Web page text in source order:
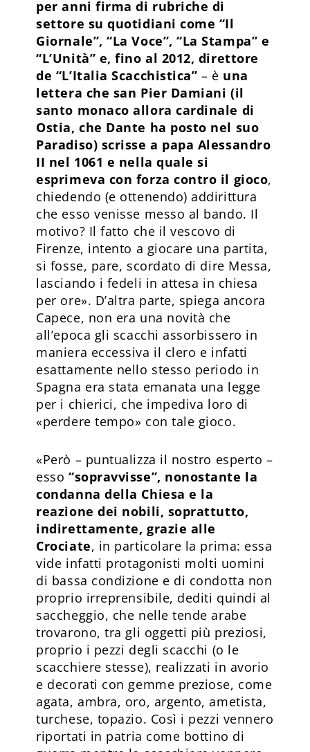
per anni firma di rubriche di
settore su quotidiani come “Il
Giornale”, “La Voce”, “La Stampa” e
“L’Unità” e, fino al 2012, direttore
de “L’Italia Scacchistica” – è una
lettera che san Pier Damiani (il
santo monaco allora cardinale di
Ostia, che Dante ha posto nel suo
Paradiso) scrisse a papa Alessandro
II nel 1061 e nella quale si
esprimeva con forza contro il gioco,
chiedendo (e ottenendo) addirittura
che esso venisse messo al bando. Il
motivo? Il fatto che il vescovo di
Firenze, intento a giocare una partita,
si fosse, pare, scordato di dire Messa,
lasciando i fedeli in attesa in chiesa
per ore». D’altra parte, spiega ancora
Capece, non era una novità che
all’epoca gli scacchi assorbissero in
maniera eccessiva il clero e infatti
esattamente nello stesso periodo in
Spagna era stata emanata una legge
per i chierici, che impediva loro di
«perdere tempo» con tale gioco.
«Però – puntualizza il nostro esperto –
esso“sopravvisse”, nonostante la
condanna della Chiesa e la
reazione dei nobili, soprattutto,
indirettamente, grazie alle
Crociate, in particolare la prima: essa
vide infatti protagonisti molti uomini
di bassa condizione e di condotta non
proprio irreprensibile, dediti quindi al
saccheggio, che nelle tende arabe
trovarono, tra gli oggetti più preziosi,
proprio i pezzi degli scacchi (o le
scacchiere stesse), realizzati in avorio
e decorati con gemme preziose, come
agata, ambra, oro, argento, ametista,
turchese, topazio. Così i pezzi vennero
riportati in patria come bottino di